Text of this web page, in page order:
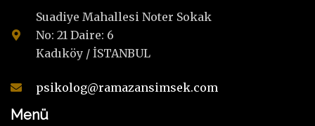
Suadiye Mahallesi Noter Sokak
No: 21 Daire: 6
Kadıköy / İSTANBUL
psikolog@ramazansimsek.com
Menü